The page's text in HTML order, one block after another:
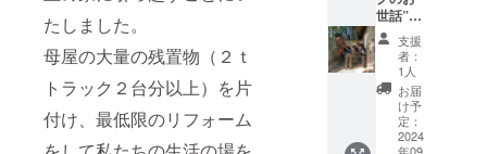
たしました。
母屋の大量の残置物（２ｔ
トラック２台分以上）を片
付け、最低限のリフォーム
世話”体
験コー
ス 午前
11時ご
ろ王国
に来て
いただ
き、濃
支援
者：
1人
お届
け予
定：
2024